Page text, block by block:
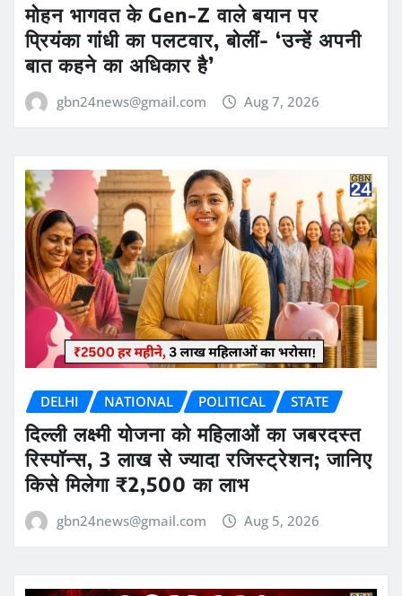
मोहन भागवत के Gen-Z वाले बयान पर
प्रियंका गांधी का पलटवार, बोलीं- ‘उन्हें अपनी
बात कहने का अधिकार है’
gbn24news@gmail.com Aug 7, 2026
DELHI NATIONAL POLITICAL STATE
दिल्ली लक्ष्मी योजना को महिलाओं का जबरदस्त
रिस्पॉन्स, 3 लाख से ज्यादा रजिस्ट्रेशन; जानिए
किसे मिलेगा ₹2,500 का लाभ
gbn24news@gmail.com Aug 5, 2026